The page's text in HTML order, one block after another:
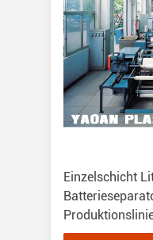
Einzelschicht